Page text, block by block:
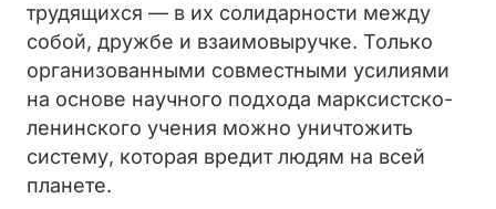
трудящихся — в их солидарности между
собой, дружбе и взаимовыручке. Только
организованными совместными усилиями
на основе научного подхода марксистско-
ленинского учения можно уничтожить
систему, которая вредит людям на всей
планете.